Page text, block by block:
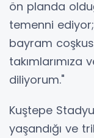
ön planda
temenni
bayram
takımlarımıza
diliyorum."
Kuştepe
yaşandığı ve